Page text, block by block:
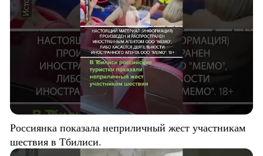
Россиянка показала неприличный жест участникам
шествия в Тбилиси.